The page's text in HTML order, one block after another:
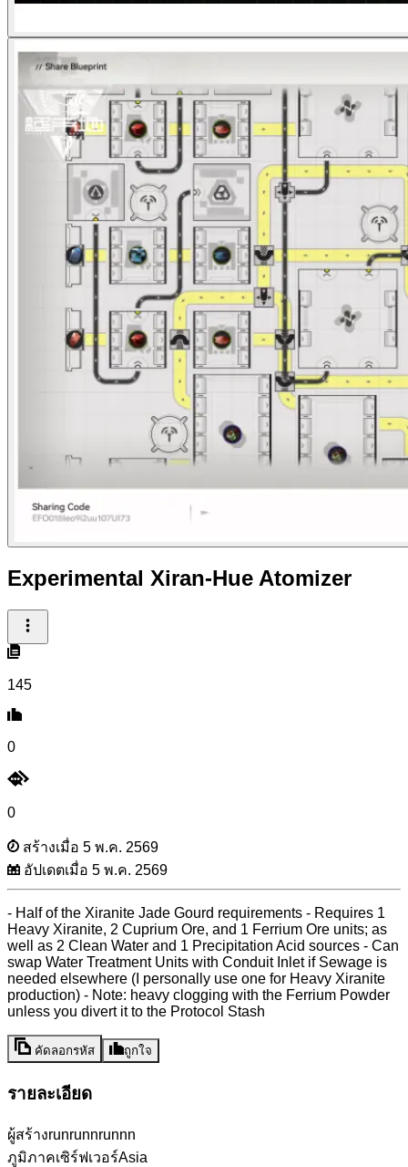
Experimental Xiran-Hue Atomizer
145
0
0
สร้างเมื่อ 5 พ.ค. 2569
อัปเดตเมื่อ 5 พ.ค. 2569
- Half of the Xiranite Jade Gourd requirements - Requires 1
Heavy Xiranite, 2 Cuprium Ore, and 1 Ferrium Ore units; as
well as 2 Clean Water and 1 Precipitation Acid sources - Can
swap Water Treatment Units with Conduit Inlet if Sewage is
needed elsewhere (I personally use one for Heavy Xiranite
production) - Note: heavy clogging with the Ferrium Powder
unless you divert it to the Protocol Stash
คัดลอกรหัส ถูกใจ
รายละเอียด
ผู้สร้างrunrunnrunnn
ภูมิภาคเซิร์ฟเวอร์Asia